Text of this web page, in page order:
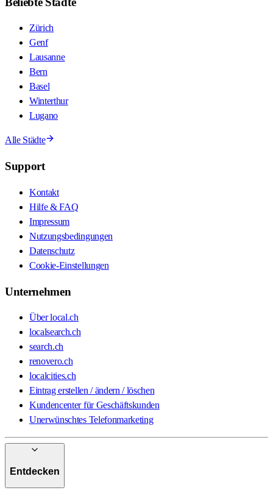
Zürich
Genf
Lausanne
Bern
Basel
Winterthur
Lugano
Alle Städte
Support
Kontakt
Hilfe & FAQ
Impressum
Nutzungsbedingungen
Datenschutz
Cookie-Einstellungen
Unternehmen
Über local.ch
localsearch.ch
search.ch
renovero.ch
localcities.ch
Eintrag erstellen / ändern / löschen
Kundencenter für Geschäftskunden
Unerwünschtes Telefonmarketing
Entdecken